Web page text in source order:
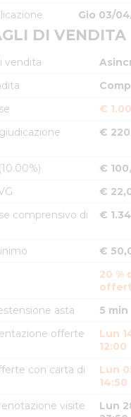
Gio 03/
DI VENDITA
vendita
€
€
€
€
comprensivo di
€
€
20 %
asta
5 min
offerte
Lun
12:00
con carta di
Lun
14:50
visite
Lun